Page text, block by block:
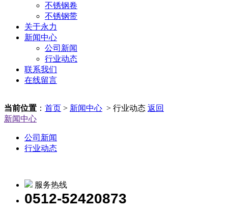
不锈钢卷
不锈钢带
关于永力
新闻中心
公司新闻
行业动态
联系我们
在线留言
当前位置 ： 首页 > 新闻中心 > 行业动态 返回
新闻中心
公司新闻
行业动态
服务热线
0512-52420873